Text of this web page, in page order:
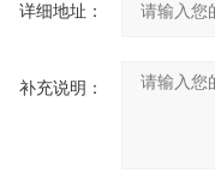
详细地址：
补充说明：